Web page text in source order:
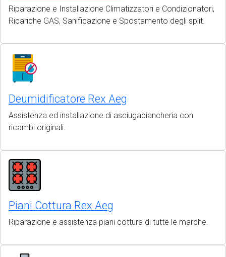
Riparazione e Installazione Climatizzatori e Condizionatori,
Ricariche GAS, Sanificazione e Spostamento degli split.
Deumidificatore Rex Aeg
Assistenza ed installazione di asciugabiancheria con
ricambi originali.
Piani Cottura Rex Aeg
Riparazione e assistenza piani cottura di tutte le marche.